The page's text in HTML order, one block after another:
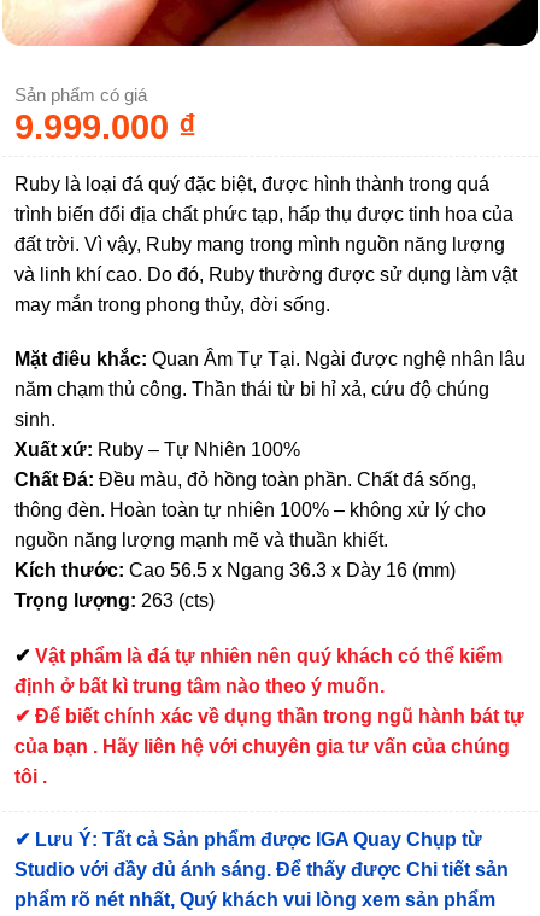
Sản phẩm có giá
9.999.000 ₫
Ruby là loại đá quý đặc biệt, được hình thành trong quá
trình biến đổi địa chất phức tạp, hấp thụ được tinh hoa của
đất trời. Vì vậy, Ruby mang trong mình nguồn năng lượng
và linh khí cao. Do đó, Ruby thường được sử dụng làm vật
may mắn trong phong thủy, đời sống.
Mặt điêu khắc: Quan Âm Tự Tại. Ngài được nghệ nhân lâu
năm chạm thủ công. Thần thái từ bi hỉ xả, cứu độ chúng
sinh.
Xuất xứ: Ruby – Tự Nhiên 100%
Chất Đá: Đều màu, đỏ hồng toàn phần. Chất đá sống,
thông đèn. Hoàn toàn tự nhiên 100% – không xử lý cho
nguồn năng lượng mạnh mẽ và thuần khiết.
Kích thước: Cao 56.5 x Ngang 36.3 x Dày 16 (mm)
Trọng lượng: 263 (cts)
✔ Vật phẩm là đá tự nhiên nên quý khách có thể kiểm
định ở bất kì trung tâm nào theo ý muốn.
✔ Để biết chính xác về dụng thần trong ngũ hành bát tự
của bạn . Hãy liên hệ với chuyên gia tư vấn của chúng
tôi .
✔ Lưu Ý: Tất cả Sản phẩm được IGA Quay Chụp từ
Studio với đầy đủ ánh sáng. Để thấy được Chi tiết sản
phẩm rõ nét nhất, Quý khách vui lòng xem sản phẩm